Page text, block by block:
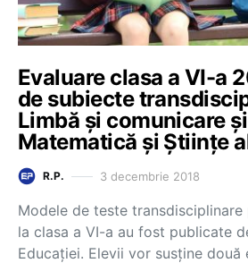
Evaluare clasa a VI-a
de subiecte
Limbă și comunicare
Matematică și Științe
R.P. 3 decembrie 2018
Modele de teste
la clasa a VI-a au fost publicate
Educației. Elevii vor susține două